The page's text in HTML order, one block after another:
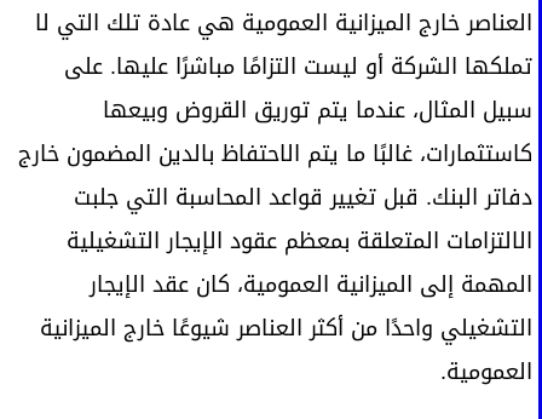
العناصر خارج الميزانية العمومية هي عادة تلك التي لا
تملكها الشركة أو ليست التزامًا مباشرًا عليها. على
سبيل المثال، عندما يتم توريق القروض وبيعها
كاستثمارات، غالبًا ما يتم الاحتفاظ بالدين المضمون خارج
دفاتر البنك. قبل تغيير قواعد المحاسبة التي جلبت
الالتزامات المتعلقة بمعظم عقود الإيجار التشغيلية
المهمة إلى الميزانية العمومية، كان عقد الإيجار
التشغيلي واحدًا من أكثر العناصر شيوعًا خارج الميزانية
العمومية.